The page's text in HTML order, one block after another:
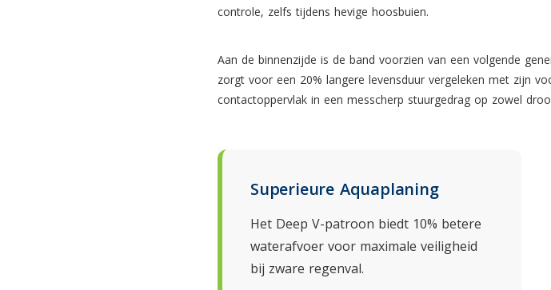
controle, zelfs tijdens hevige hoosbuien.
Aan de binnenzijde is de band voorzien van een volgende
zorgt voor een 20% langere levensduur vergeleken met zijn
contactoppervlak in een messcherp stuurgedrag op zowel
Superieure Aquaplaning
Het Deep V-patroon biedt 10% betere
waterafvoer voor maximale veiligheid
bij zware regenval.